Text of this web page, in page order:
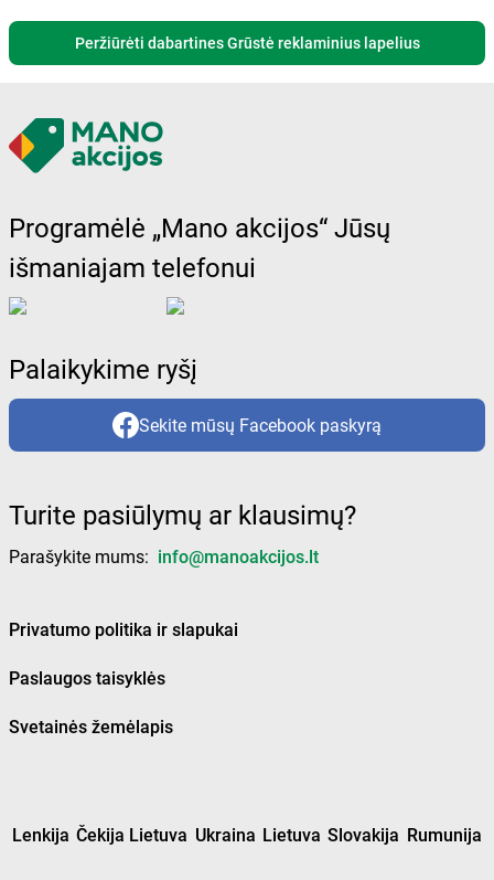
Peržiūrėti dabartines Grūstė reklaminius lapelius
Programėlė „Mano akcijos“ Jūsų
išmaniajam telefonui
Palaikykime ryšį
Sekite mūsų Facebook paskyrą
Turite pasiūlymų ar klausimų?
Parašykite mums: info@manoakcijos.lt
Privatumo politika ir slapukai
Paslaugos taisyklės
Svetainės žemėlapis
Lenkija Čekija Lietuva Ukraina Lietuva Slovakija Rumunija